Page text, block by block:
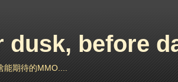
dusk, before
期待的MMO....